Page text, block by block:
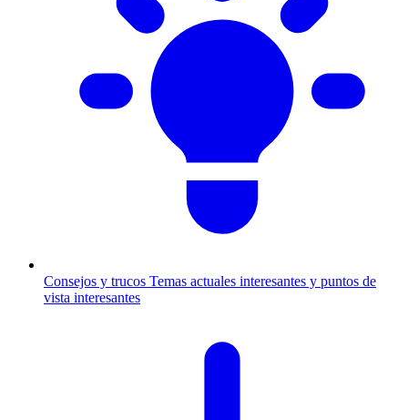
Consejos y trucos Temas actuales interesantes y puntos de
vista interesantes